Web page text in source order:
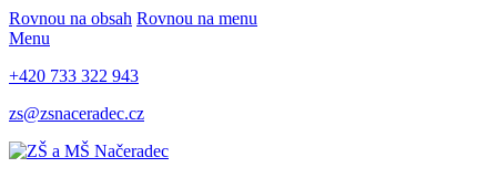
Rovnou na obsah Rovnou na menu
Menu
+420 733 322 943
zs@zsnaceradec.cz